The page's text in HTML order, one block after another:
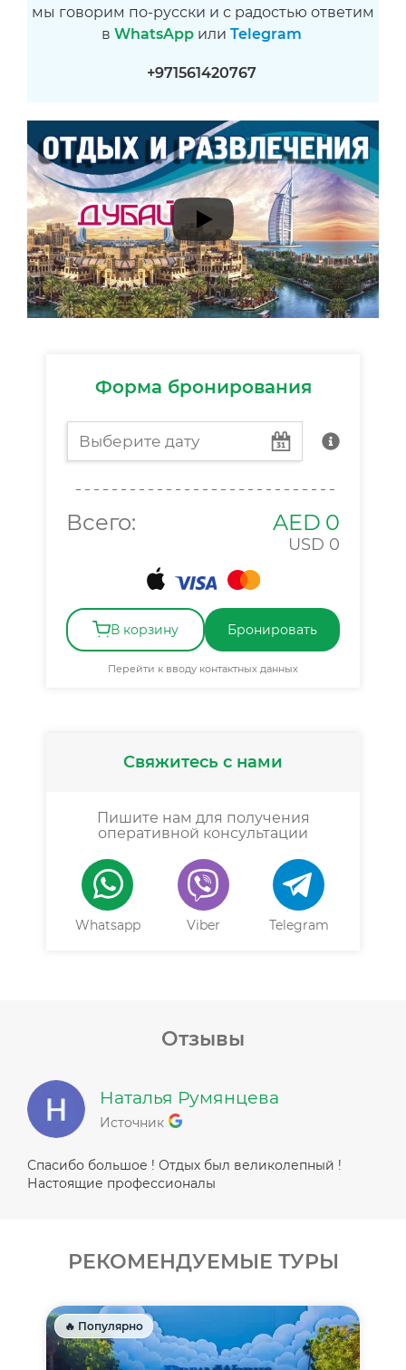
мы говорим по-русски и с радостью ответим
в WhatsApp или Telegram
+971561420767
Форма бронирования
Всего: AED 0
USD 0
В корзину Бронировать
Перейти к вводу контактных данных
Свяжитесь с нами
Пишите нам для получения
оперативной консультации
Whatsapp Viber Telegram
Отзывы
Наталья Румянцева
Источник
Спасибо большое ! Отдых был великолепный !
Настоящие профессионалы
РЕКОМЕНДУЕМЫЕ ТУРЫ
🔥 Популярно